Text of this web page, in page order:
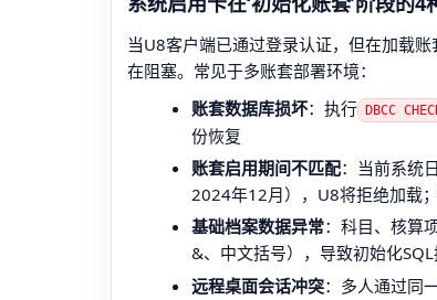
当U8客户端已通过登录认证，但在加载
在阻塞。常见于多账套部署环境：
账套数据库损坏：执行 DBCC
份恢复
账套启用期间不匹配：当前系统
2024年12月），U8将拒绝加载
基础档案数据异常：科目、核算
&、中文括号），导致初始化
远程桌面会话冲突：多人通过同